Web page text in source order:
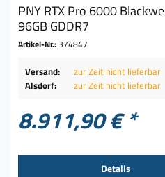
PNY RTX Pro 6000
96GB GDDR7
Artikel-Nr.:374847
Versand:
zur Zeit nicht lieferbar
Alsdorf:
zur Zeit nicht lieferbar
8.911,90 € *
Details